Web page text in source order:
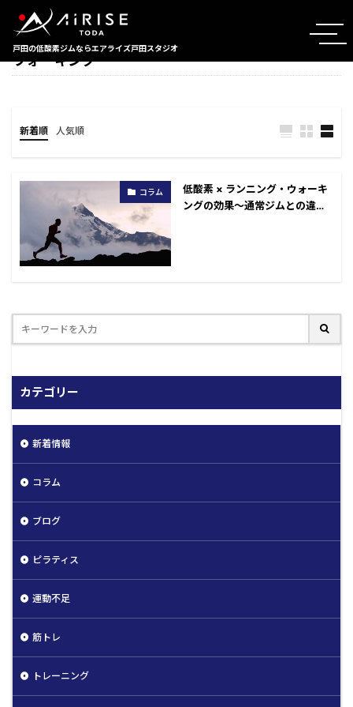
戸田の低酸素ジムならエアライズ戸田スタジオ
ウォーキング
新着順 人気順
コラム
低酸素 × ランニング・ウォーキ
ングの効果～通常ジムとの違い
カテゴリー
新着情報
コラム
ブログ
ピラティス
運動不足
筋トレ
トレーニング